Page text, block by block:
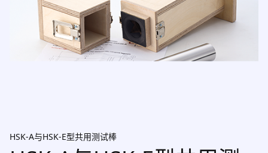
HSK-A与HSK-E型共用测试棒